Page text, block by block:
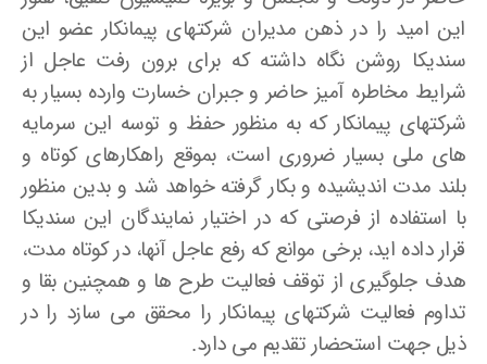
این امید را در ذهن مدیران شرکتهای پیمانکار عضو این
سندیکا روشن نگاه داشته که برای برون رفت عاجل از
شرایط مخاطره آمیز حاضر و جبران خسارت وارده بسیار به
شرکتهای پیمانکار که به منظور حفظ و توسه این سرمایه
های ملی بسیار ضروری است، بموقع راهکارهای کوتاه و
بلند مدت اندیشیده و بکار گرفته خواهد شد و بدین منظور
با استفاده از فرصتی که در اختیار نمایندگان این سندیکا
قرار داده اید، برخی موانع که رفع عاجل آنها، در کوتاه مدت،
هدف جلوگیری از توقف فعالیت طرح ها و همچنین بقا و
تداوم فعالیت شرکتهای پیمانکار را محقق می سازد را در
ذیل جهت استحضار تقدیم می دارد.